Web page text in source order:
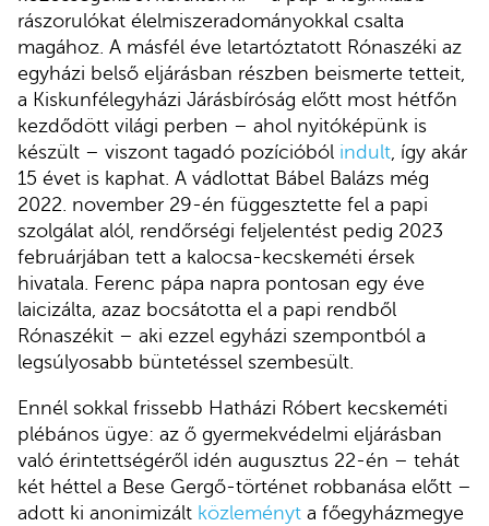
rászorulókat élelmiszeradományokkal csalta
magához. A másfél éve letartóztatott Rónaszéki az
egyházi belső eljárásban részben beismerte tetteit,
a Kiskunfélegyházi Járásbíróság előtt most hétfőn
kezdődött világi perben – ahol nyitóképünk is
készült – viszont tagadó pozícióból indult, így akár
15 évet is kaphat. A vádlottat Bábel Balázs még
2022. november 29-én függesztette fel a papi
szolgálat alól, rendőrségi feljelentést pedig 2023
februárjában tett a kalocsa-kecskeméti érsek
hivatala. Ferenc pápa napra pontosan egy éve
laicizálta, azaz bocsátotta el a papi rendből
Rónaszékit – aki ezzel egyházi szempontból a
legsúlyosabb büntetéssel szembesült.
Ennél sokkal frissebb Hatházi Róbert kecskeméti
plébános ügye: az ő gyermekvédelmi eljárásban
való érintettségéről idén augusztus 22-én – tehát
két héttel a Bese Gergő-történet robbanása előtt –
adott ki anonimizált közleményt a főegyházmegye